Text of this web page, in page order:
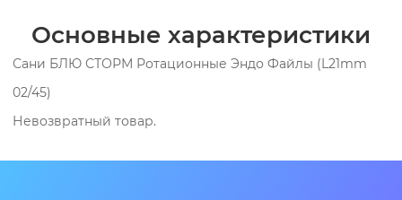
Основные характеристики
Сани БЛЮ СТОРМ Ротационные Эндо Файлы (L21mm
02/45)
Невозвратный товар.